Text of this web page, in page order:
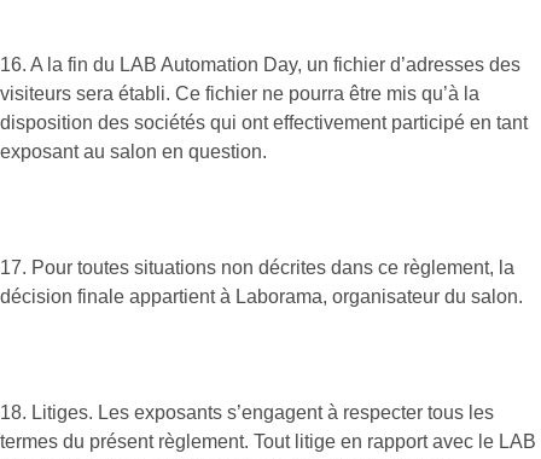
16. A la fin du LAB Automation Day, un fichier d’adresses des
visiteurs sera établi. Ce fichier ne pourra être mis qu’à la
disposition des sociétés qui ont effectivement participé en tant
exposant au salon en question.
17. Pour toutes situations non décrites dans ce règlement, la
décision finale appartient à Laborama, organisateur du salon.
18. Litiges. Les exposants s’engagent à respecter tous les
termes du présent règlement. Tout litige en rapport avec le LAB